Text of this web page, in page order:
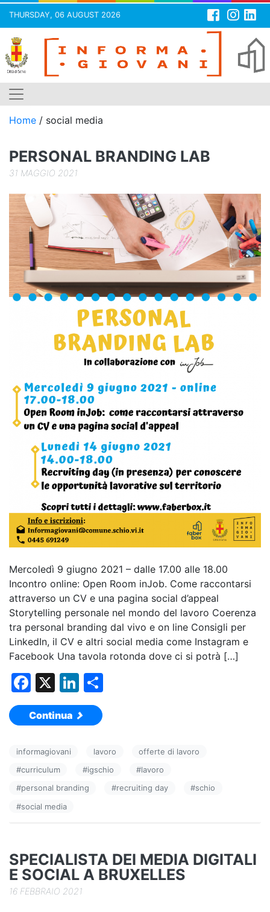
THURSDAY, 06 AUGUST 2026
Skip
content
Home / social media
PERSONAL BRANDING LAB
31 MAGGIO 2021
Mercoledì 9 giugno 2021 – dalle 17.00 alle 18.00
Incontro online: Open Room inJob. Come raccontarsi
attraverso un CV e una pagina social d’appeal
Storytelling personale nel mondo del lavoro Coerenza
tra personal branding dal vivo e on line Consigli per
LinkedIn, il CV e altri social media come Instagram e
Facebook Una tavola rotonda dove ci si potrà […]
F
a
c
b
o
o
k
X
Li
n
k
dI
n
vi
di
Continua
informagiovani lavoro
offerte di lavoro
#curriculum #igschio #lavoro
#personal branding #recruiting day #schio
#social media
SPECIALISTA DEI MEDIA DIGITALI
E SOCIAL A BRUXELLES
16 FEBBRAIO 2021